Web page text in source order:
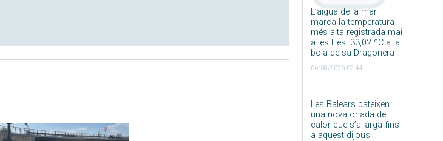
L’aigua de la mar
marca la temperatura
més alta registrada mai
a les Illes: 33,02 ºC a la
boia de sa Dragonera
06/08/2026 02:44
Les Balears pateixen
una nova onada de
calor que s’allarga fins
a aquest dijous